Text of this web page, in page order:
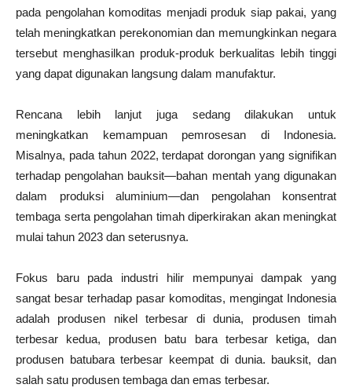
pada pengolahan komoditas menjadi produk siap pakai, yang
telah meningkatkan perekonomian dan memungkinkan negara
tersebut menghasilkan produk-produk berkualitas lebih tinggi
yang dapat digunakan langsung dalam manufaktur.
Rencana lebih lanjut juga sedang dilakukan untuk
meningkatkan kemampuan pemrosesan di Indonesia.
Misalnya, pada tahun 2022, terdapat dorongan yang signifikan
terhadap pengolahan bauksit—bahan mentah yang digunakan
dalam produksi aluminium—dan pengolahan konsentrat
tembaga serta pengolahan timah diperkirakan akan meningkat
mulai tahun 2023 dan seterusnya.
Fokus baru pada industri hilir mempunyai dampak yang
sangat besar terhadap pasar komoditas, mengingat Indonesia
adalah produsen nikel terbesar di dunia, produsen timah
terbesar kedua, produsen batu bara terbesar ketiga, dan
produsen batubara terbesar keempat di dunia. bauksit, dan
salah satu produsen tembaga dan emas terbesar.